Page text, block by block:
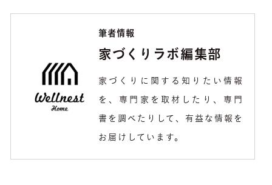
筆者情報
家づくりラボ編集部
家づくりに関する知りたい情報
を、専門家を取材したり、専門
書を調べたりして、有益な情報を
お届けしています。